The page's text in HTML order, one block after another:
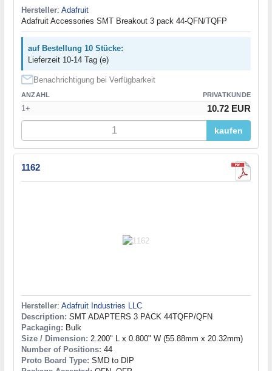
Hersteller: Adafruit
Adafruit Accessories SMT Breakout 3 pack 44-QFN/TQFP
auf Bestellung 10 Stücke:
Lieferzeit 10-14 Tag (e)
Benachrichtigung bei Verfügbarkeit
ANZAHL PRIVATKUNDE
1+ 10.72 EUR
kaufen
1162
Hersteller: Adafruit Industries LLC
Description: SMT ADAPTERS 3 PACK 44TQFP/QFN
Packaging: Bulk
Size / Dimension: 2.200" L x 0.800" W (55.88mm x 20.32mm)
Number of Positions: 44
Proto Board Type: SMD to DIP